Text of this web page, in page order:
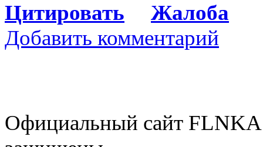
Цитировать
Жалоба
Добавить комментарий
Официальный сайт